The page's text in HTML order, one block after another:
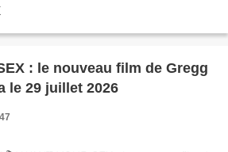
: le nouveau film de Gregg
le 29 juillet 2026